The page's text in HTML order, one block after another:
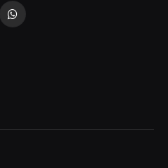
WhatsApp